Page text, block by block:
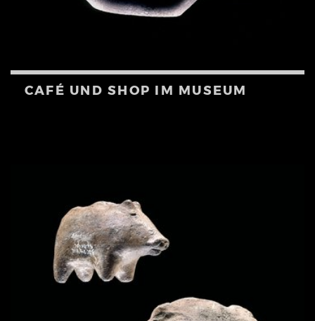
CAFÉ UND SHOP IM MUSEUM